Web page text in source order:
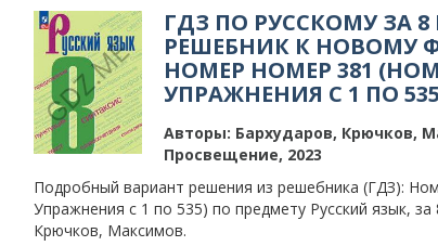
ГДЗ ПО РУССКОМУ ЗА
РЕШЕБНИК К НОВОМУ
НОМЕР НОМЕР 381
УПРАЖНЕНИЯ С 1 ПО
Авторы: Бархударов, Крючков,
Просвещение, 2023
Подробный вариант решения из решебника (ГДЗ):
Упражнения с 1 по 535) по предмету Русский язык,
Крючков, Максимов.